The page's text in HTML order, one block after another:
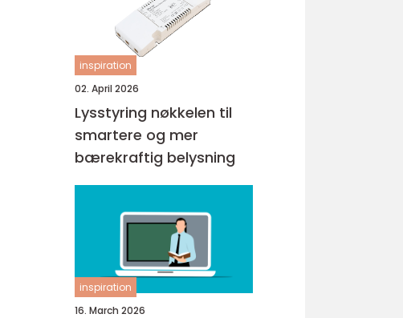
inspiration
02. April 2026
Lysstyring nøkkelen til
smartere og mer
bærekraftig belysning
inspiration
16. March 2026